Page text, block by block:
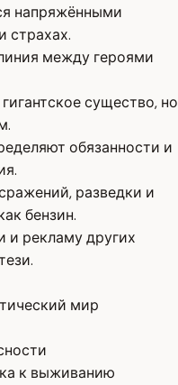
напряжёнными
страхах.
между героями
существо, но
обязанности и
разведки и
бензин.
рекламу других
мир
к выживанию